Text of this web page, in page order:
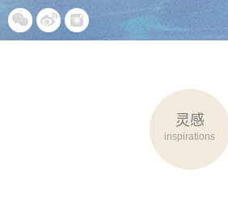
灵感
inspirations